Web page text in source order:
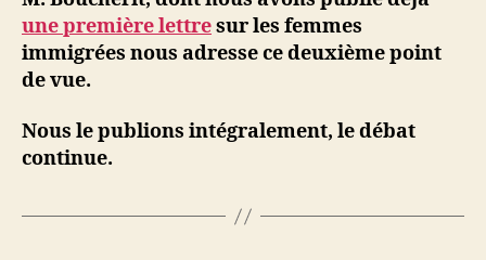
une première lettresur les femmes
immigrées nous adresse ce deuxième point
de vue.
Nous le publions intégralement, le débat
continue.